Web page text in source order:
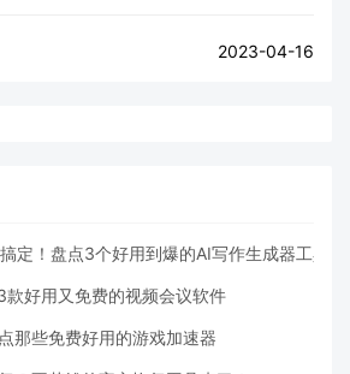
2023-04-16
定！盘点3个好用到爆的AI写作生成器工具
款好用又免费的视频会议软件
那些免费好用的游戏加速器